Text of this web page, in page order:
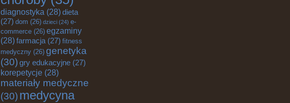
diagnostyka (28)dieta
(27) dom (26) dzieci (24) e-
commerce (26) egzaminy
(28)farmacja (27) fitness
medyczny (26) genetyka
(30) gry edukacyjne (27)
korepetycje (28)
materiały medyczne
(30) medycyna